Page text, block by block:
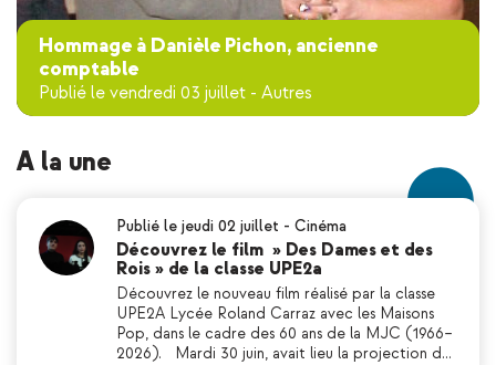
Hommage à Danièle Pichon, ancienne
comptable
Publié le vendredi 03 juillet - Autres
A la une
Publié le jeudi 02 juillet - Cinéma
Découvrez le film » Des Dames et des
Rois » de la classe UPE2a
Découvrez le nouveau film réalisé par la classe
UPE2A Lycée Roland Carraz avec les Maisons
Pop, dans le cadre des 60 ans de la MJC (1966–
2026). Mardi 30 juin, avait lieu la projection d…